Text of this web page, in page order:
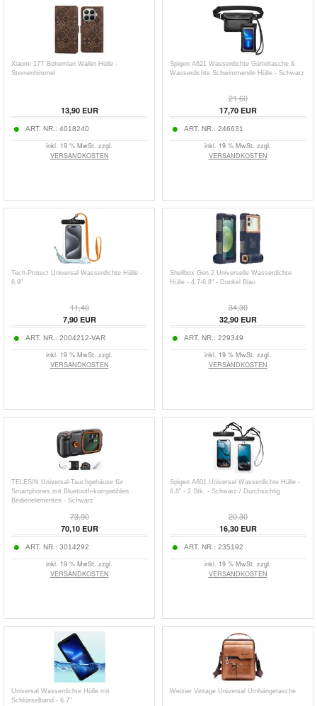
Xiaomi 17T Bohemian Wallet Hülle -
Sternenhimmel
13,90EUR
ART. NR.: 4018240
inkl. 19 % MwSt. zzgl.
VERSANDKOSTEN
Spigen A621 Wasserdichte Gürteltasche &
Wasserdichte Schwimmende Hülle - Schwarz
21,60
17,70EUR
ART. NR.: 246631
inkl. 19 % MwSt. zzgl.
VERSANDKOSTEN
Tech-Protect Universal Wasserdichte Hülle -
6.9"
11,40
7,90EUR
ART. NR.: 2004212-VAR
inkl. 19 % MwSt. zzgl.
VERSANDKOSTEN
Shellbox Gen.2 Universelle Wasserdichte
Hülle - 4.7-6.8" - Dunkel Blau
34,30
32,90EUR
ART. NR.: 229349
inkl. 19 % MwSt. zzgl.
VERSANDKOSTEN
TELESIN Universal-Tauchgehäuse für
Smartphones mit Bluetooth-kompatiblen
Bedienelementen - Schwarz
73,90
70,10EUR
ART. NR.: 3014292
inkl. 19 % MwSt. zzgl.
VERSANDKOSTEN
Spigen A601 Universal Wasserdichte Hülle -
6.8" - 2 Stk. - Schwarz / Durchsichtig
20,30
16,30EUR
ART. NR.: 235192
inkl. 19 % MwSt. zzgl.
VERSANDKOSTEN
Universal Wasserdichte Hülle mit
Schlüsselband - 6.7"
Weixier Vintage Universal Umhängetasche